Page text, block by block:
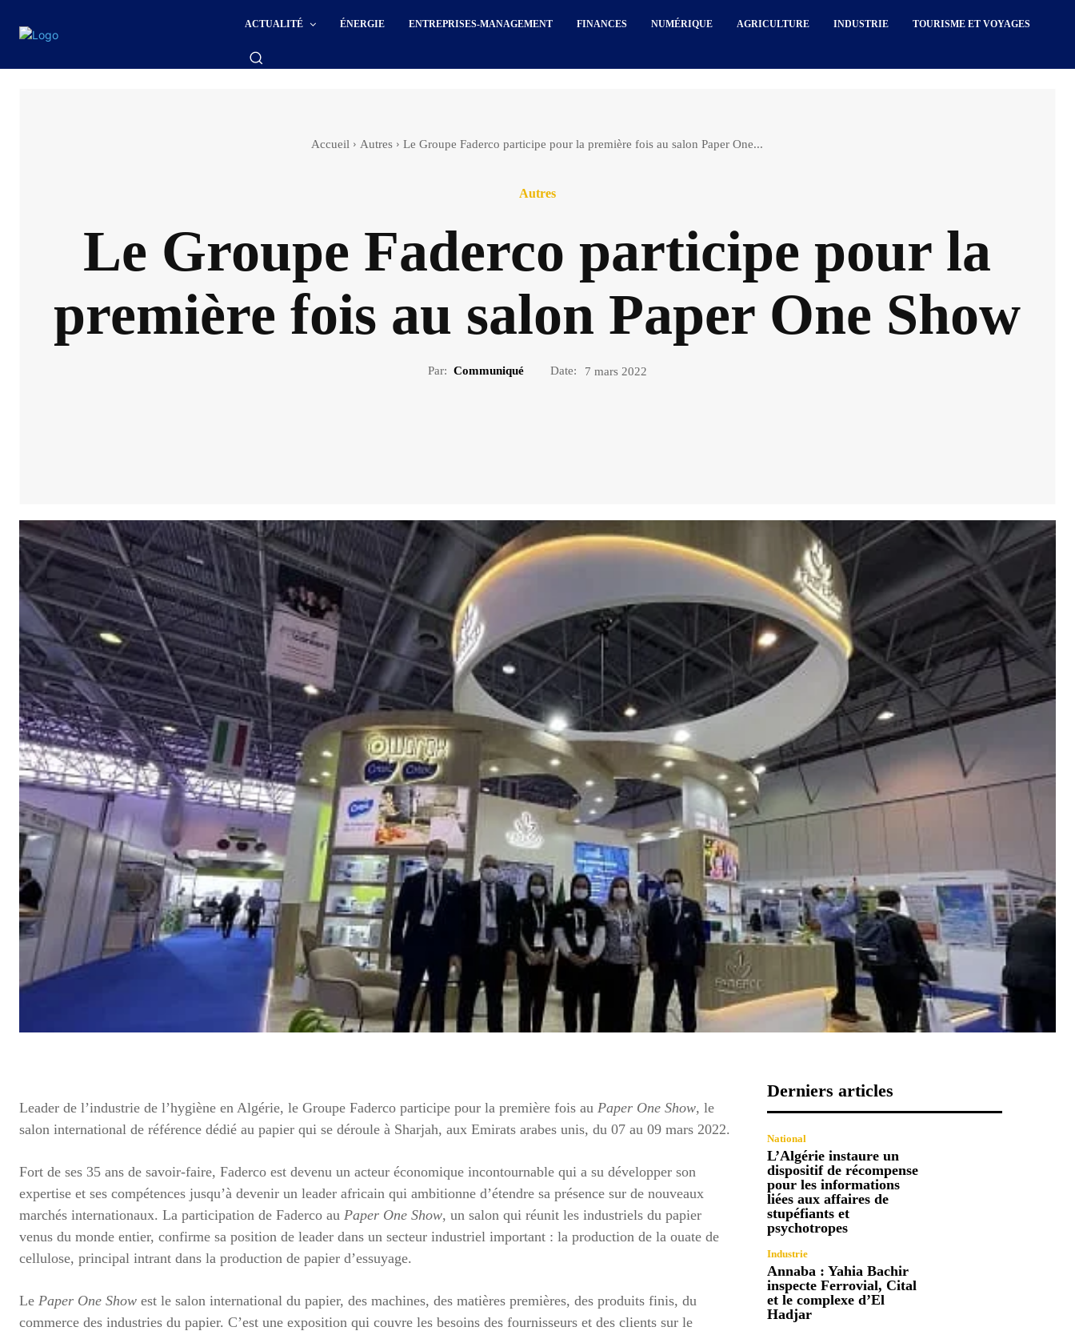
ACTUALITÉ ÉNERGIE ENTREPRISES-MANAGEMENT FINANCES NUMÉRIQUE AGRICULTURE INDUSTRIE TOURISME ET VOYAGES
Accueil Autres Le Groupe Faderco participe pour la première fois au salon Paper One...
Autres
Le Groupe Faderco participe pour la
première fois au salon Paper One Show
Par: Communiqué Date: 7 mars 2022
Leader de l’industrie de l’hygiène en Algérie, le Groupe Faderco participe pour la première fois au Paper One Show, le
salon international de référence dédié au papier qui se déroule à Sharjah, aux Emirats arabes unis, du 07 au 09 mars 2022.
Fort de ses 35 ans de savoir-faire, Faderco est devenu un acteur économique incontournable qui a su développer son
expertise et ses compétences jusqu’à devenir un leader africain qui ambitionne d’étendre sa présence sur de nouveaux
marchés internationaux. La participation de Faderco au Paper One Show, un salon qui réunit les industriels du papier
venus du monde entier, confirme sa position de leader dans un secteur industriel important : la production de la ouate de
cellulose, principal intrant dans la production de papier d’essuyage.
Le Paper One Show est le salon international du papier, des machines, des matières premières, des produits finis, du
commerce des industries du papier. C’est une exposition qui couvre les besoins des fournisseurs et des clients sur le
Derniers articles
National
L’Algérie instaure un
dispositif de récompense
pour les informations
liées aux affaires de
stupéfiants et
psychotropes
Industrie
Annaba : Yahia Bachir
inspecte Ferrovial, Cital
et le complexe d’El
Hadjar